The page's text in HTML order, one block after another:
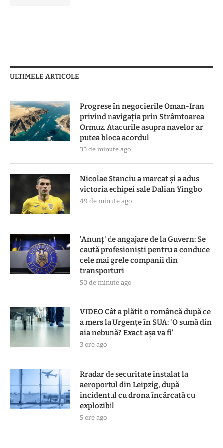
ULTIMELE ARTICOLE
Progrese în negocierile Oman-Iran
privind navigația prin Strâmtoarea
Ormuz. Atacurile asupra navelor ar
putea bloca acordul
33 de minute ago
Nicolae Stanciu a marcat și a adus
victoria echipei sale Dalian Yingbo
49 de minute ago
'Anunț' de angajare de la Guvern: Se
caută profesioniști pentru a conduce
cele mai grele companii din
transporturi
50 de minute ago
VIDEO Cât a plătit o româncă după ce
a mers la Urgențe în SUA: 'O sumă din
aia nebună? Exact așa va fi'
3 ore ago
Rradar de securitate instalat la
aeroportul din Leipzig, după
incidentul cu drona încărcată cu
explozibil
5 ore ago